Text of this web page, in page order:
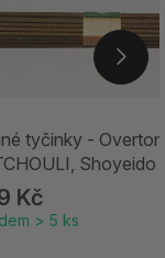
tyčinky -
Shoyeido
Kč
> 5 ks